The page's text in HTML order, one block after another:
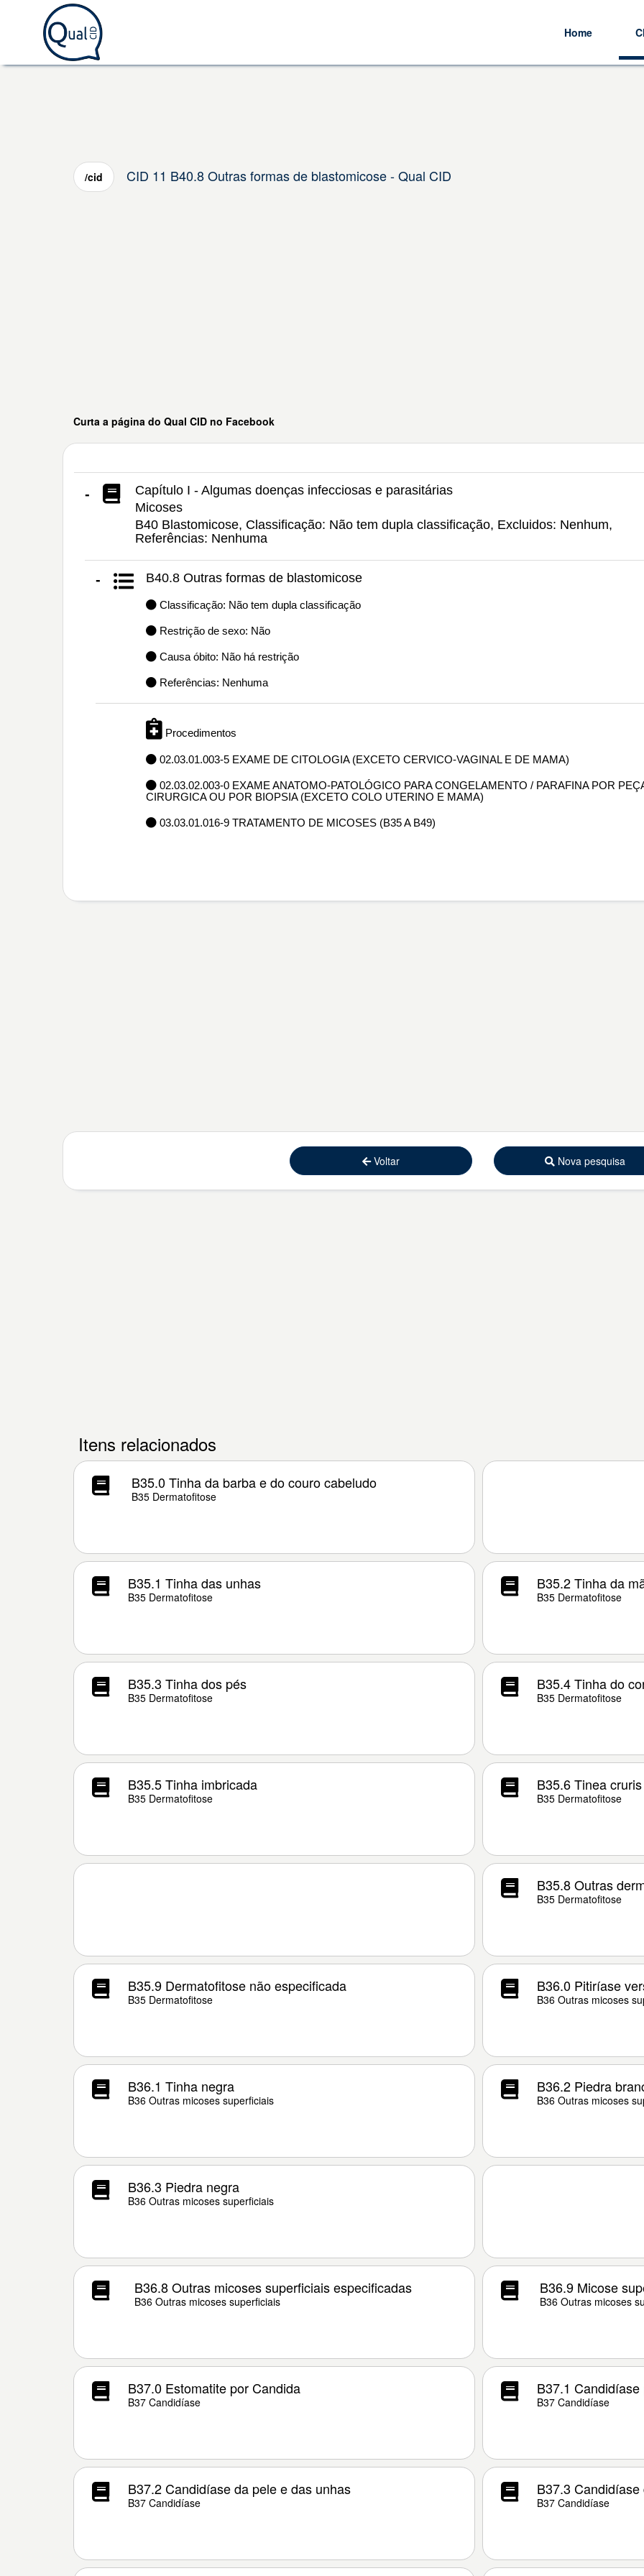
Home
/cid CID 11 B40.8 Outras formas de blastomicose - Qual CID
Curta a página do Qual CID no Facebook
-
Capítulo I - Algumas doenças infecciosas e parasitárias
Micoses
B40 Blastomicose, Classificação: Não tem dupla classificação, Excluidos: Nenhum,
Referências: Nenhuma
- B40.8 Outras formas de blastomicose
Classificação: Não tem dupla classificação
Restrição de sexo: Não
Causa óbito: Não há restrição
Referências: Nenhuma
Procedimentos
02.03.01.003-5 EXAME DE CITOLOGIA (EXCETO CERVICO-VAGINAL E DE MAMA)
02.03.02.003-0 EXAME ANATOMO-PATOLÓGICO PARA CONGELAMENTO / PARAFINA POR
CIRURGICA OU POR BIOPSIA (EXCETO COLO UTERINO E MAMA)
03.03.01.016-9 TRATAMENTO DE MICOSES (B35 A B49)
Voltar Nova pesquisa
Itens relacionados
B35.0 Tinha da barba e do couro cabeludo
B35 Dermatofitose
B35.1 Tinha das unhas
B35 Dermatofitose
B35.2 Tinha da
B35 Dermatofitose
B35.3 Tinha dos pés
B35 Dermatofitose
B35.4 Tinha do
B35 Dermatofitose
B35.5 Tinha imbricada
B35 Dermatofitose
B35.6 Tinea cruris
B35 Dermatofitose
B35.8 Outras
B35 Dermatofitose
B35.9 Dermatofitose não especificada
B35 Dermatofitose
B36.0 Pitiríase
B36 Outras micoses
B36.1 Tinha negra
B36 Outras micoses superficiais
B36.2 Piedra
B36 Outras micoses
B36.3 Piedra negra
B36 Outras micoses superficiais
B36.8 Outras micoses superficiais especificadas
B36 Outras micoses superficiais
B36.9 Micose
B36 Outras micoses
B37.0 Estomatite por Candida
B37 Candidíase
B37.1 Candidíase
B37 Candidíase
B37.2 Candidíase da pele e das unhas
B37 Candidíase
B37.3
B37 Candidíase